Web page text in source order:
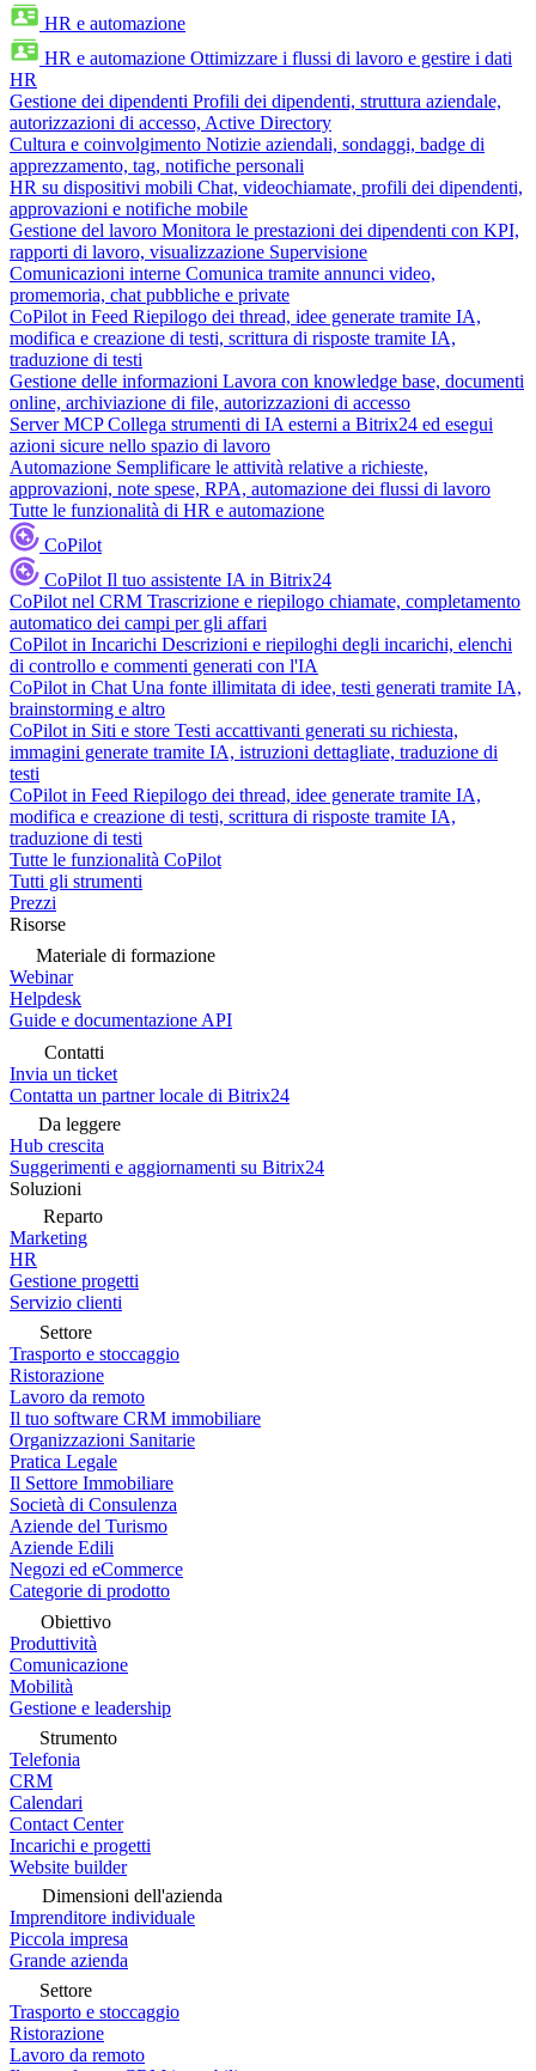
HR e automazione
HR e automazione Ottimizzare i flussi di lavoro e gestire i dati
HR
Gestione dei dipendenti Profili dei dipendenti, struttura aziendale,
autorizzazioni di accesso, Active Directory
Cultura e coinvolgimento Notizie aziendali, sondaggi, badge di
apprezzamento, tag, notifiche personali
HR su dispositivi mobili Chat, videochiamate, profili dei dipendenti,
approvazioni e notifiche mobile
Gestione del lavoro Monitora le prestazioni dei dipendenti con KPI,
rapporti di lavoro, visualizzazione Supervisione
Comunicazioni interne Comunica tramite annunci video,
promemoria, chat pubbliche e private
CoPilot in Feed Riepilogo dei thread, idee generate tramite IA,
modifica e creazione di testi, scrittura di risposte tramite IA,
traduzione di testi
Gestione delle informazioni Lavora con knowledge base, documenti
online, archiviazione di file, autorizzazioni di accesso
Server MCP Collega strumenti di IA esterni a Bitrix24 ed esegui
azioni sicure nello spazio di lavoro
Automazione Semplificare le attività relative a richieste,
approvazioni, note spese, RPA, automazione dei flussi di lavoro
Tutte le funzionalità di HR e automazione
CoPilot
CoPilot Il tuo assistente IA in Bitrix24
CoPilot nel CRM Trascrizione e riepilogo chiamate, completamento
automatico dei campi per gli affari
CoPilot in Incarichi Descrizioni e riepiloghi degli incarichi, elenchi
di controllo e commenti generati con l'IA
CoPilot in Chat Una fonte illimitata di idee, testi generati tramite IA,
brainstorming e altro
CoPilot in Siti e store Testi accattivanti generati su richiesta,
immagini generate tramite IA, istruzioni dettagliate, traduzione di
testi
CoPilot in Feed Riepilogo dei thread, idee generate tramite IA,
modifica e creazione di testi, scrittura di risposte tramite IA,
traduzione di testi
Tutte le funzionalità CoPilot
Tutti gli strumenti
Prezzi
Risorse
Materiale di formazione
Webinar
Helpdesk
Guide e documentazione API
Contatti
Invia un ticket
Contatta un partner locale di Bitrix24
Da leggere
Hub crescita
Suggerimenti e aggiornamenti su Bitrix24
Soluzioni
Reparto
Marketing
HR
Gestione progetti
Servizio clienti
Settore
Trasporto e stoccaggio
Ristorazione
Lavoro da remoto
Il tuo software CRM immobiliare
Organizzazioni Sanitarie
Pratica Legale
Il Settore Immobiliare
Società di Consulenza
Aziende del Turismo
Aziende Edili
Negozi ed eCommerce
Categorie di prodotto
Obiettivo
Produttività
Comunicazione
Mobilità
Gestione e leadership
Strumento
Telefonia
CRM
Calendari
Contact Center
Incarichi e progetti
Website builder
Dimensioni dell'azienda
Imprenditore individuale
Piccola impresa
Grande azienda
Settore
Trasporto e stoccaggio
Ristorazione
Lavoro da remoto